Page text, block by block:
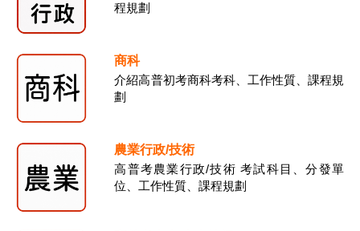
程規劃
商科
介紹高普初考商科考科、工作性質、課程規
劃
農業行政/技術
高普考農業行政/技術 考試科目、分發單
位、工作性質、課程規劃